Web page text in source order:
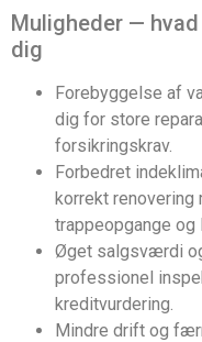
Muligheder —
dig
Forebyggelse af
dig for store
forsikringskrav.
Forbedret
korrekt renovering
trappeopgange og
Øget salgsværdi
professionel
kreditvurdering.
Mindre drift og